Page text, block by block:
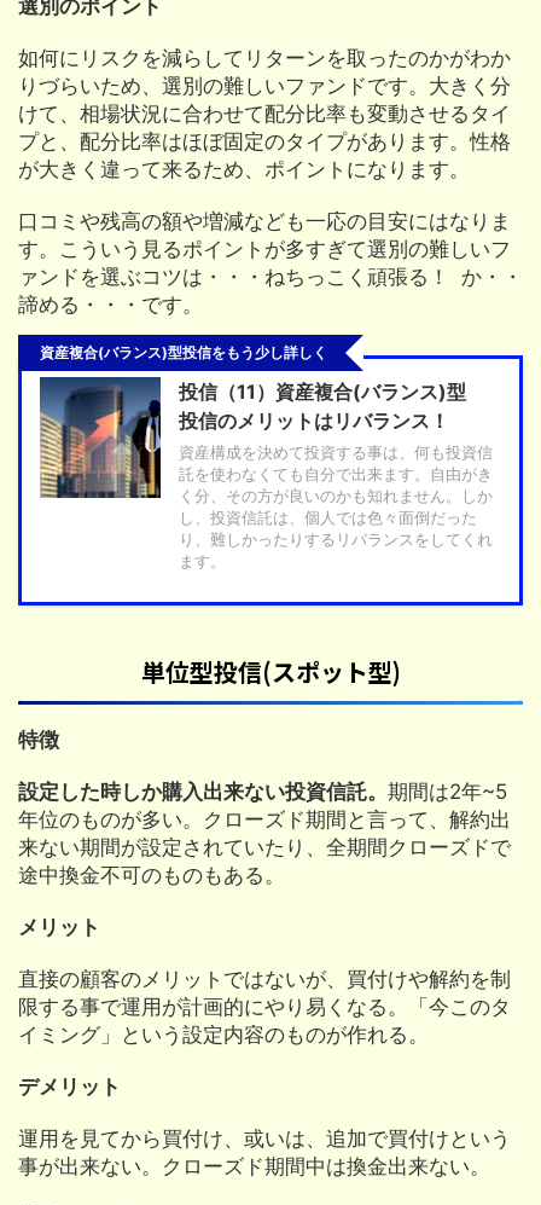
選別のポイント
如何にリスクを減らしてリターンを取ったのかがわか
りづらいため、選別の難しいファンドです。大きく分
けて、相場状況に合わせて配分比率も変動させるタイ
プと、配分比率はほぼ固定のタイプがあります。性格
が大きく違って来るため、ポイントになります。
口コミや残高の額や増減なども一応の目安にはなりま
す。こういう見るポイントが多すぎて選別の難しいフ
ァンドを選ぶコツは・・・ねちっこく頑張る！ か・・
諦める・・・です。
資産複合(バランス)型投信をもう少し詳しく
投信（11）資産複合(バランス)型
投信のメリットはリバランス！
資産構成を決めて投資する事は、何も投資信
託を使わなくても自分で出来ます。自由がき
く分、その方が良いのかも知れません。しか
し、投資信託は、個人では色々面倒だった
り、難しかったりするリバランスをしてくれ
ます。
単位型投信(スポット型)
特徴
設定した時しか購入出来ない投資信託。 期間は2年~5
年位のものが多い。クローズド期間と言って、解約出
来ない期間が設定されていたり、全期間クローズドで
途中換金不可のものもある。
メリット
直接の顧客のメリットではないが、買付けや解約を制
限する事で運用が計画的にやり易くなる。「今このタ
イミング」という設定内容のものが作れる。
デメリット
運用を見てから買付け、或いは、追加で買付けという
事が出来ない。クローズド期間中は換金出来ない。